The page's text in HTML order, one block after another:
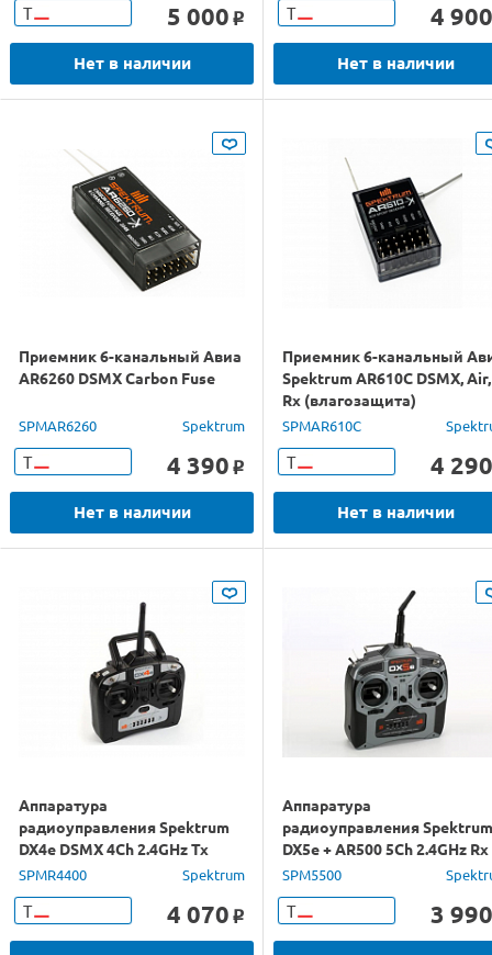
Т 5 000 o
Нет в наличии
Т 4 900
Нет в наличии
Приемник 6-канальный Авиа
AR6260 DSMX Carbon Fuse
SPMAR6260 Spektrum
Т 4 390 o
Нет в наличии
Приемник 6-канальный
Spektrum AR610C DSMХ, Air,
Rx (влагозащита)
SPMAR610C
Т 4 290
Нет в наличии
Аппаратура
радиоуправления Spektrum
DX4e DSMX 4Ch 2.4GHz Tx
SPMR4400 Spektrum
Т 4 070 o
Аппаратура
радиоуправления Spektrum
DX5e + AR500 5Ch 2.4GHz Rx
Tx
SPM5500
Т 3 990